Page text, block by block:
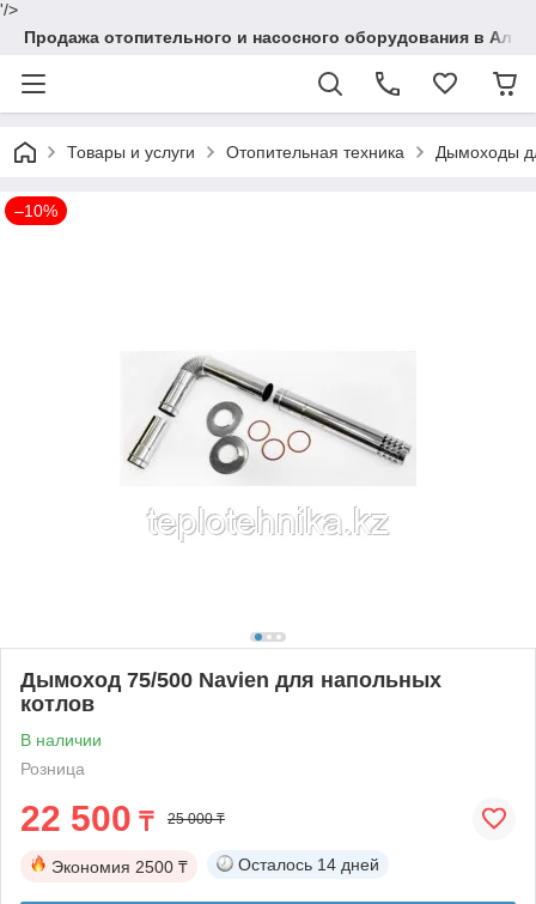
'/>
Продажа отопительного и насосного оборудования в
Товары и услуги Отопительная техника Дымоходы
–10%
Дымоход 75/500 Navien для напольных
котлов
В наличии
Розница
22 500 ₸ 25 000 ₸
Экономия 2500 ₸ Осталось 14 дней